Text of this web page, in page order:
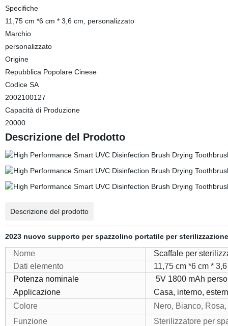
Specifiche
11,75 cm *6 cm * 3,6 cm, personalizzato
Marchio
personalizzato
Origine
Repubblica Popolare Cinese
Codice SA
2002100127
Capacità di Produzione
20000
Descrizione del Prodotto
Descrizione del prodotto
2023 nuovo supporto per spazzolino portatile per
Nome
Scaffale per
Dati elemento
11,75 cm *6 cm *
Potenza nominale
5V 1800 mAh
Applicazione
Casa, interno,
Colore
Nero, Bianco,
Funzione
Sterilizzatore per